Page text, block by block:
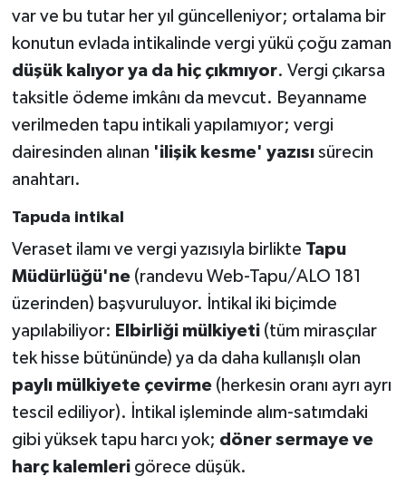
var ve bu tutar her yıl güncelleniyor; ortalama bir
konutun evlada intikalinde vergi yükü çoğu zaman
düşük kalıyor ya da hiç çıkmıyor. Vergi çıkarsa
taksitle ödeme imkânı da mevcut. Beyanname
verilmeden tapu intikali yapılamıyor; vergi
dairesinden alınan 'ilişik kesme' yazısısürecin
anahtarı.
Tapuda intikal
Veraset ilamı ve vergi yazısıyla birlikte Tapu
Müdürlüğü'ne(randevu Web-Tapu/ALO 181
üzerinden) başvuruluyor. İntikal iki biçimde
yapılabiliyor: Elbirliği mülkiyeti(tüm mirasçılar
tek hisse bütününde) ya da daha kullanışlı olan
paylı mülkiyete çevirme(herkesin oranı ayrı ayrı
tescil ediliyor). İntikal işleminde alım-satımdaki
gibi yüksek tapu harcı yok; döner sermaye ve
harç kalemlerigörece düşük.